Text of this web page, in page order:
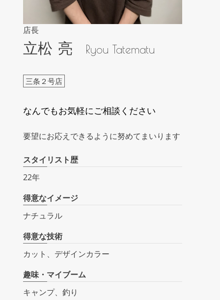
店長
立松 亮 Ryou Tatematu
三条２号店
なんでもお気軽にご相談ください
要望にお応えできるように努めてまいります
スタイリスト歴
22年
得意なイメージ
ナチュラル
得意な技術
カット、デザインカラー
趣味・マイブーム
キャンプ、釣り